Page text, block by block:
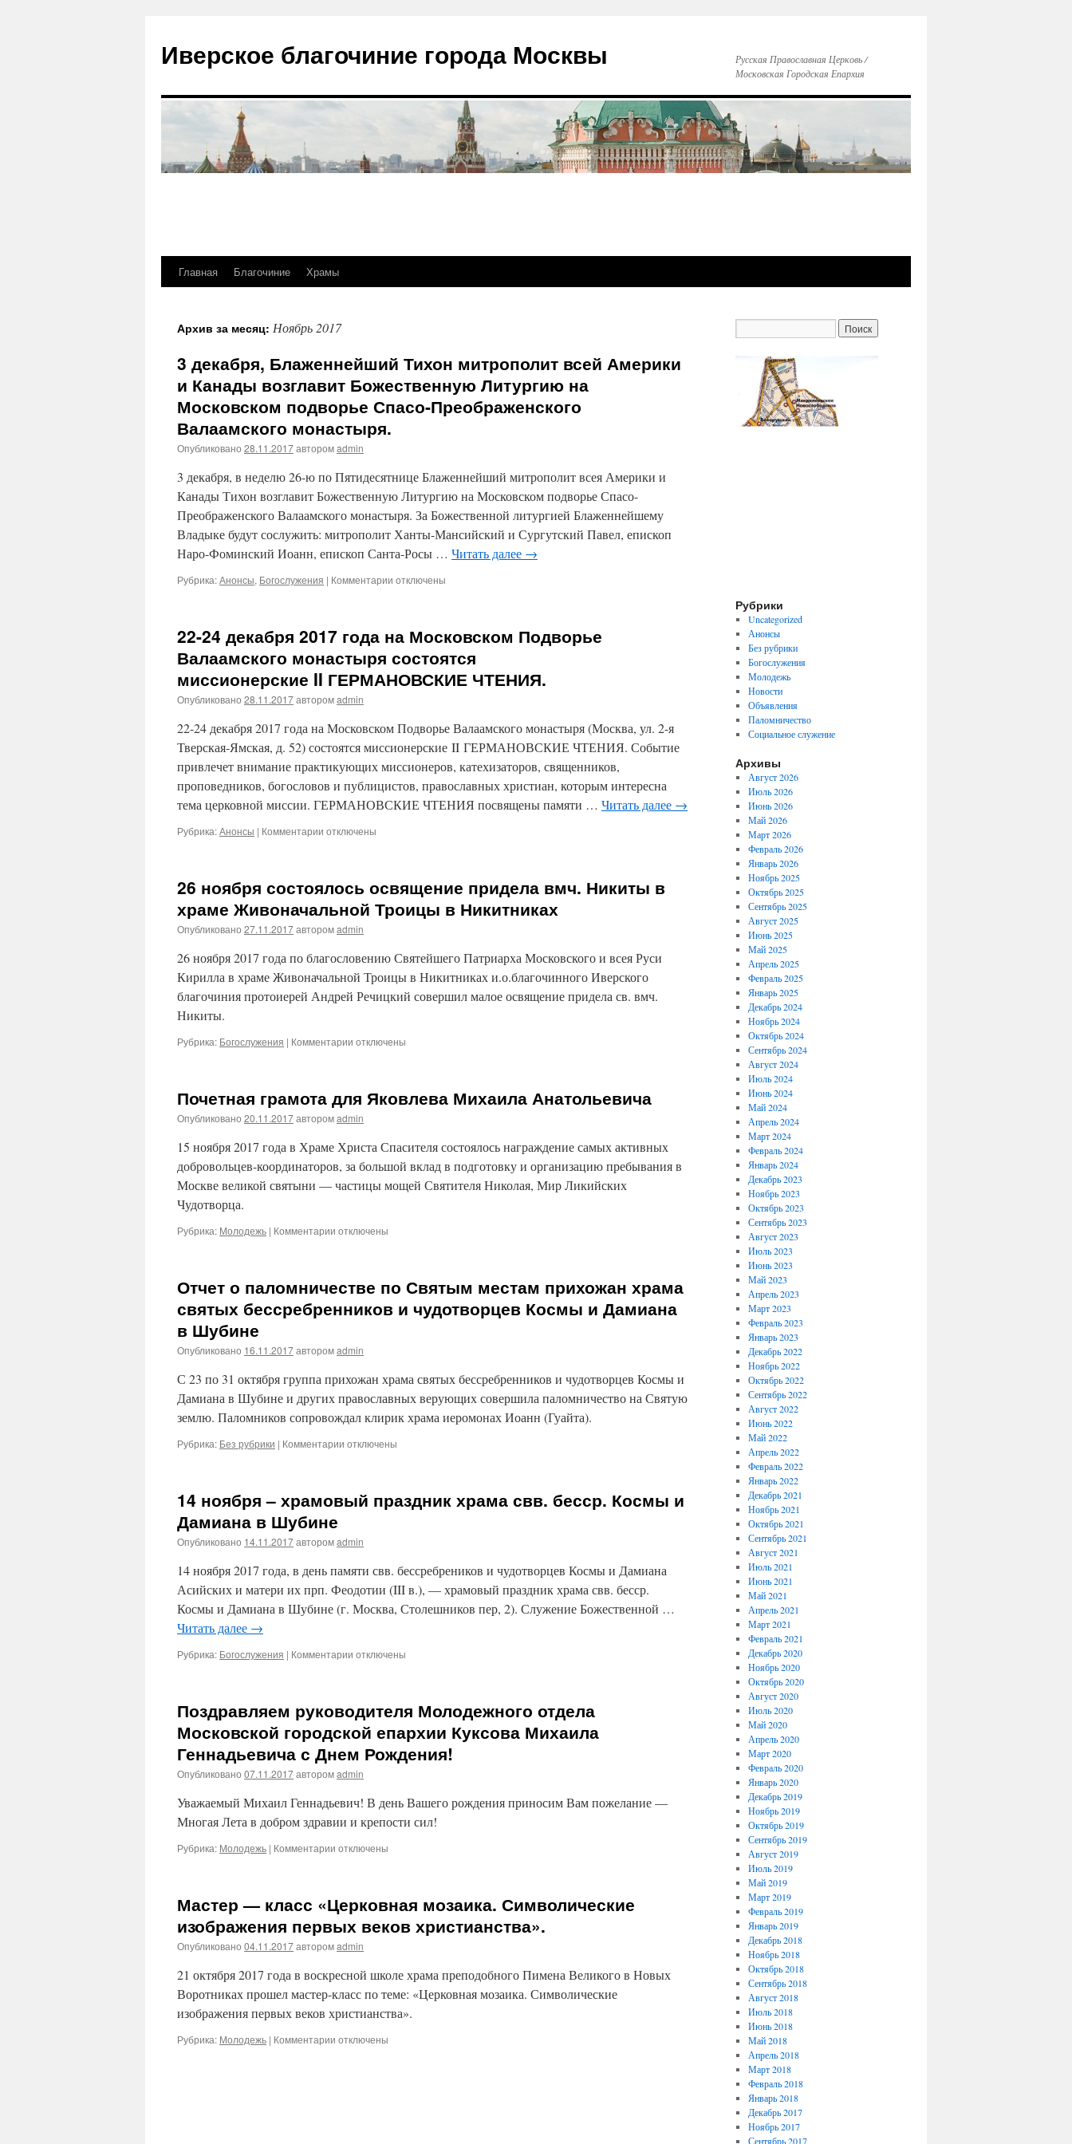
Иверское благочиние города Москвы
Русская Православная Церковь /
Московская Городская Епархия
Перейти
содержимому
Главная Благочиние Храмы
Архив за месяц: Ноябрь 2017
3 декабря, Блаженнейший Тихон митрополит всей Америки
и Канады возглавит Божественную Литургию на
Московском подворье Спасо-Преображенского
Валаамского монастыря.
Опубликовано 28.11.2017авторомadmin
3 декабря, в неделю 26-ю по Пятидесятнице Блаженнейший митрополит всея Америки и
Канады Тихон возглавит Божественную Литургию на Московском подворье Спасо-
Преображенского Валаамского монастыря. За Божественной литургией Блаженнейшему
Владыке будут сослужить: митрополит Ханты-Мансийский и Сургутский Павел, епископ
Наро-Фоминский Иоанн, епископ Санта-Росы … Читать далее →
Рубрика:Анонсы, Богослужения | Комментарии к
Блаженнейший
митрополит
всей
Канады
возглавит
Божественную
Литургию
Московском
подворье
отключены
22-24 декабря 2017 года на Московском Подворье
Валаамского монастыря состоятся
миссионерские II ГЕРМАНОВСКИЕ ЧТЕНИЯ.
Опубликовано 28.11.2017авторомadmin
22-24 декабря 2017 года на Московском Подворье Валаамского монастыря (Москва, ул. 2-я
Тверская-Ямская, д. 52) состоятся миссионерские II ГЕРМАНОВСКИЕ ЧТЕНИЯ. Событие
привлечет внимание практикующих миссионеров, катехизаторов, священников,
проповедников, богословов и публицистов, православных христиан, которым интересна
тема церковной миссии. ГЕРМАНОВСКИЕ ЧТЕНИЯ посвящены памяти … Читать далее →
Рубрика:Анонсы | Комментарии к
декабря
года
на
Подворье
Валаамского
монастыря
состоятся
отключены
26 ноября состоялось освящение придела вмч. Никиты в
храме Живоначальной Троицы в Никитниках
Опубликовано 27.11.2017авторомadmin
26 ноября 2017 года по благословению Святейшего Патриарха Московского и всея Руси
Кирилла в храме Живоначальной Троицы в Никитниках и.о.благочинного Иверского
благочиния протоиерей Андрей Речицкий совершил малое освящение придела св. вмч.
Никиты.
Рубрика: Богослужения | Комментарии к
состоялось
освящение
придела
Никиты
в
храме
в
отключены
Почетная грамота для Яковлева Михаила Анатольевича
Опубликовано 20.11.2017авторомadmin
15 ноября 2017 года в Храме Христа Спасителя состоялось награждение самых активных
добровольцев-координаторов, за большой вклад в подготовку и организацию пребывания в
Москве великой святыни — частицы мощей Святителя Николая, Мир Ликийских
Чудотворца.
Рубрика: Молодежь | Комментарии к
для
Михаила
отключены
Отчет о паломничестве по Святым местам прихожан храма
святых бессребренников и чудотворцев Космы и Дамиана
в Шубине
Опубликовано 16.11.2017авторомadmin
С 23 по 31 октября группа прихожан храма святых бессребренников и чудотворцев Космы и
Дамиана в Шубине и других православных верующих совершила паломничество на Святую
землю. Паломников сопровождал клирик храма иеромонах Иоанн (Гуайта).
Рубрика: Без рубрики | Комментарии к
паломничестве
местам
храма
святых
бессребренников
и
и
отключены
14 ноября – храмовый праздник храма свв. бесср. Космы и
Дамиана в Шубине
Опубликовано 14.11.2017авторомadmin
14 ноября 2017 года, в день памяти свв. бессребреников и чудотворцев Космы и Дамиана
Асийских и матери их прп. Феодотии (III в.), — храмовый праздник храма свв. бесср.
Космы и Дамиана в Шубине (г. Москва, Столешников пер, 2). Служение Божественной …
Читать далее →
Рубрика: Богослужения | Комментарии к
–
храмовый
праздник
храма
свв.
бесср.
Космы
и
Дамиана
Шубине
отключены
​Поздравляем руководителя Молодежного отдела
Московской городской епархии Куксова Михаила
Геннадьевича с Днем Рождения!
Опубликовано 07.11.2017авторомadmin
Уважаемый Михаил Геннадьевич! ​В день Вашего рождения приносим Вам пожелание —
Многая Лета в добром здравии и крепости сил!
Рубрика: Молодежь | Комментарии к
руководителя
отдела
Московской
епархии
Куксова
Геннадьевича
отключены
Мастер — класс «Церковная мозаика. Символические
изображения первых веков христианства».
Опубликовано 04.11.2017авторомadmin
21 октября 2017 года в воскресной школе храма преподобного Пимена Великого в Новых
Воротниках прошел мастер-класс по теме: «Церковная мозаика. Символические
изображения первых веков христианства».
Рубрика: Молодежь | Комментарии котключены
Рубрики
Uncategorized
Анонсы
Без рубрики
Богослужения
Молодежь
Новости
Объявления
Паломничество
Социальное служение
Архивы
Август 2026
Июль 2026
Июнь 2026
Май 2026
Март 2026
Февраль 2026
Январь 2026
Ноябрь 2025
Октябрь 2025
Сентябрь 2025
Август 2025
Июнь 2025
Май 2025
Апрель 2025
Февраль 2025
Январь 2025
Декабрь 2024
Ноябрь 2024
Октябрь 2024
Сентябрь 2024
Август 2024
Июль 2024
Июнь 2024
Май 2024
Апрель 2024
Март 2024
Февраль 2024
Январь 2024
Декабрь 2023
Ноябрь 2023
Октябрь 2023
Сентябрь 2023
Август 2023
Июль 2023
Июнь 2023
Май 2023
Апрель 2023
Март 2023
Февраль 2023
Январь 2023
Декабрь 2022
Ноябрь 2022
Октябрь 2022
Сентябрь 2022
Август 2022
Июнь 2022
Май 2022
Апрель 2022
Февраль 2022
Январь 2022
Декабрь 2021
Ноябрь 2021
Октябрь 2021
Сентябрь 2021
Август 2021
Июль 2021
Июнь 2021
Май 2021
Апрель 2021
Март 2021
Февраль 2021
Декабрь 2020
Ноябрь 2020
Октябрь 2020
Август 2020
Июль 2020
Май 2020
Апрель 2020
Март 2020
Февраль 2020
Январь 2020
Декабрь 2019
Ноябрь 2019
Октябрь 2019
Сентябрь 2019
Август 2019
Июль 2019
Май 2019
Март 2019
Февраль 2019
Январь 2019
Декабрь 2018
Ноябрь 2018
Октябрь 2018
Сентябрь 2018
Август 2018
Июль 2018
Июнь 2018
Май 2018
Апрель 2018
Март 2018
Февраль 2018
Январь 2018
Декабрь 2017
Ноябрь 2017
Сентябрь 2017